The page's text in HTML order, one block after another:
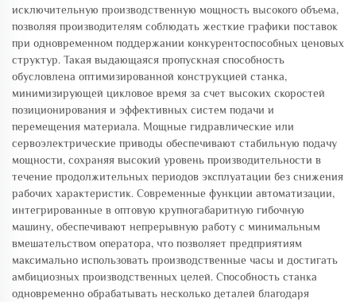
исключительную производственную мощность высокого объема,
позволяя производителям соблюдать жесткие графики поставок
при одновременном поддержании конкурентоспособных ценовых
структур. Такая выдающаяся пропускная способность
обусловлена оптимизированной конструкцией станка,
минимизирующей цикловое время за счет высоких скоростей
позиционирования и эффективных систем подачи и
перемещения материала. Мощные гидравлические или
сервоэлектрические приводы обеспечивают стабильную подачу
мощности, сохраняя высокий уровень производительности в
течение продолжительных периодов эксплуатации без снижения
рабочих характеристик. Современные функции автоматизации,
интегрированные в оптовую крупногабаритную гибочную
машину, обеспечивают непрерывную работу с минимальным
вмешательством оператора, что позволяет предприятиям
максимально использовать производственные часы и достигать
амбициозных производственных целей. Способность станка
одновременно обрабатывать несколько деталей благодаря